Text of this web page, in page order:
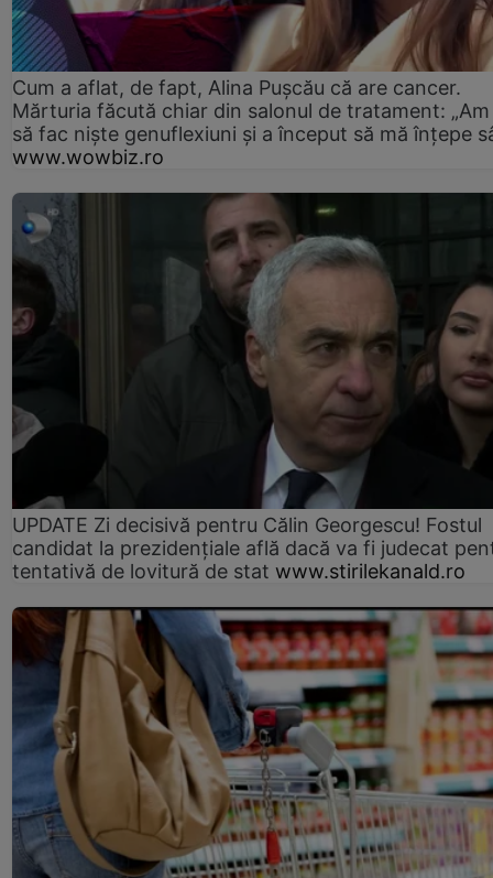
Cum a aflat, de fapt, Alina Pușcău că are cancer.
Mărturia făcută chiar din salonul de tratament:
să fac niște genuflexiuni și a început să mă înțepe
www.wowbiz.ro
UPDATE Zi decisivă pentru Călin Georgescu! Fostul
candidat la prezidențiale află dacă va fi judecat
tentativă de lovitură de stat www.stirilekanald.ro